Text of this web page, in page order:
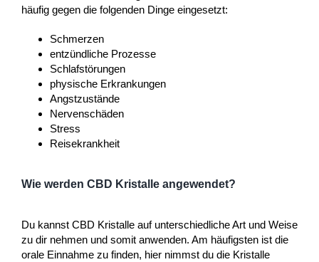
häufig gegen die folgenden Dinge eingesetzt:
Schmerzen
entzündliche Prozesse
Schlafstörungen
physische Erkrankungen
Angstzustände
Nervenschäden
Stress
Reisekrankheit
Wie werden CBD Kristalle angewendet?
Du kannst CBD Kristalle auf unterschiedliche Art und Weise
zu dir nehmen und somit anwenden. Am häufigsten ist die
orale Einnahme zu finden, hier nimmst du die Kristalle